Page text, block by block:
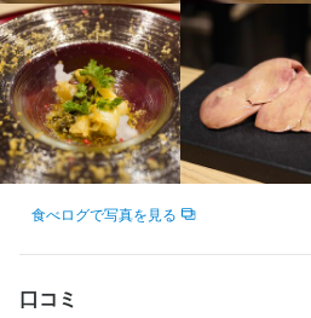
ので、成長を目指す方には大きなチ
食べログで写真を見る
口コミ
オーナー以外のスタッフも若手が多
スタッフ一同、新たな仲間との出会
まずは面接でお話ししましょう。お
神奈川県横浜市中区相生町2-52 金子ビ
法人名・事業者名
株式会社1000
店名
1000
勤務地
神奈川県横浜市中区相生町2-52 金子ビ
法人名・事業者名
店名
1000
勤務地
神奈川県横浜市中区相生町2-52 金子ビ
法人名・事業者名
神奈川県横浜市中区相生町2-52 金子ビ
法人名・事業者名
株式会社1000
店名
1000
勤務地
神奈川県横浜市中区相生町2-52 金子ビ
法人名・事業者名
株式会社1000
勤務地
神奈川県横浜市中区相生町2-52 金子
法人名・事業者名
株式会社1000
最終更新日2025/09/24
勤務地
神奈川県横浜市中区相生町2-52 金子
法人名・事業者名
株式会社1000
最終更新日2025/09/24
店名
1000
勤務地
神奈川県横浜市中区相生町2-52 金子ビ
法人名・事業者名
株式会社1000